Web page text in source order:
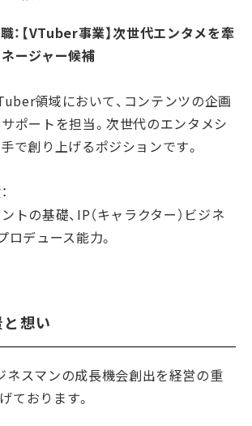
：【VTuber事業】次世代エンタメを牽
ージャー候補
領域において、コンテンツの企画
ポートを担当。次世代のエンタメシ
で創り上げるポジションです。
トの基礎、IP（キャラクター）ビジネ
ロデュース能力。
想い
ネスマンの成長機会創出を経営の重
ております。